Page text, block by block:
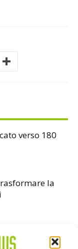
verso 180
la
anima
AI